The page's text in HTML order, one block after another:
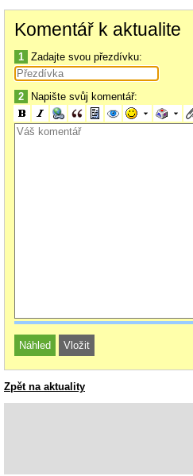
Komentář k aktualite
1 Zadajte svou přezdívku:
2 Napište svůj komentář:
Zpět na aktuality